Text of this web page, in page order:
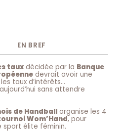
EN BREF
taux décidée par la Banque
devrait avoir une
taux d’intérêts…
sans attendre
de Handball organise les 4
Wom’Hand, pour
sport élite féminin.